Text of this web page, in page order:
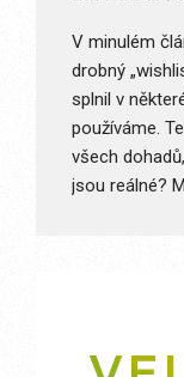
V minulém
drobný
splnil v
používáme.
všech
jsou reálné?